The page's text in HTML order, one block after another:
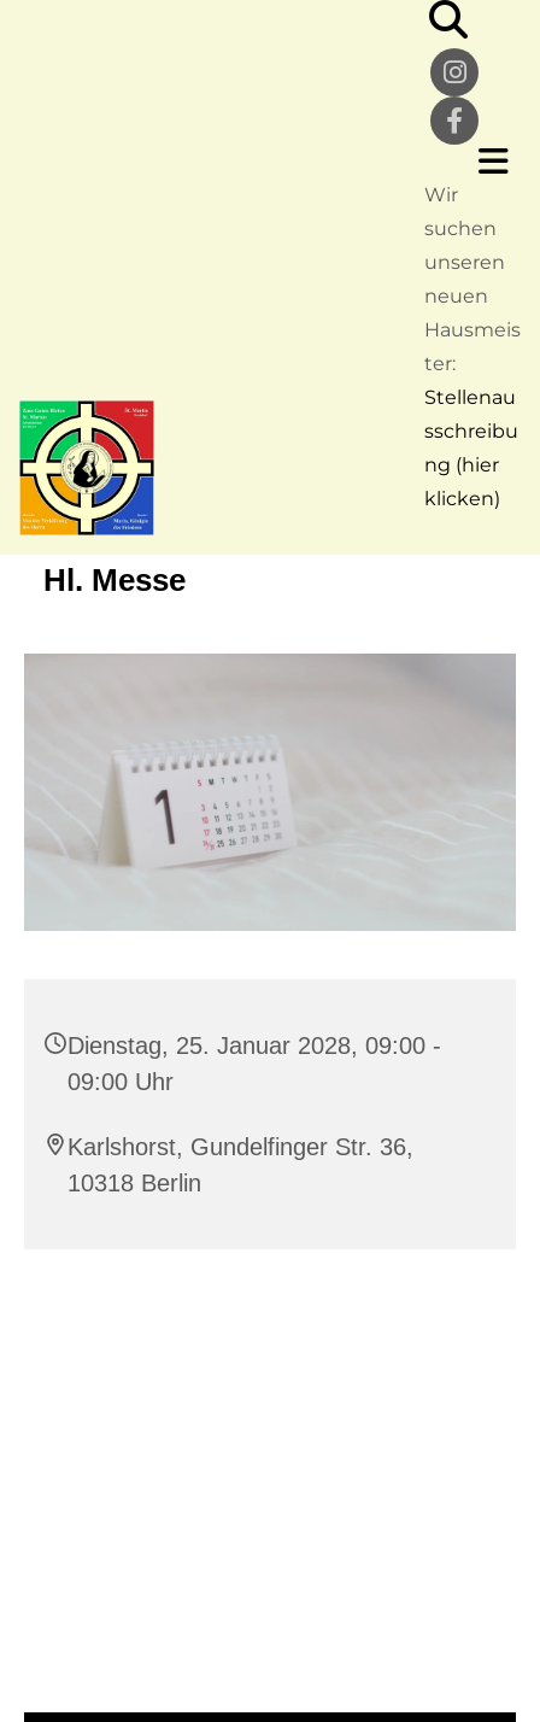
Wir
suchen
unseren
neuen
Hausmeis
ter:
Stellenau
sschreibu
ng (hier
klicken)
Hl. Messe
Dienstag, 25. Januar 2028, 09:00 -
09:00 Uhr
Karlshorst, Gundelfinger Str. 36,
10318 Berlin